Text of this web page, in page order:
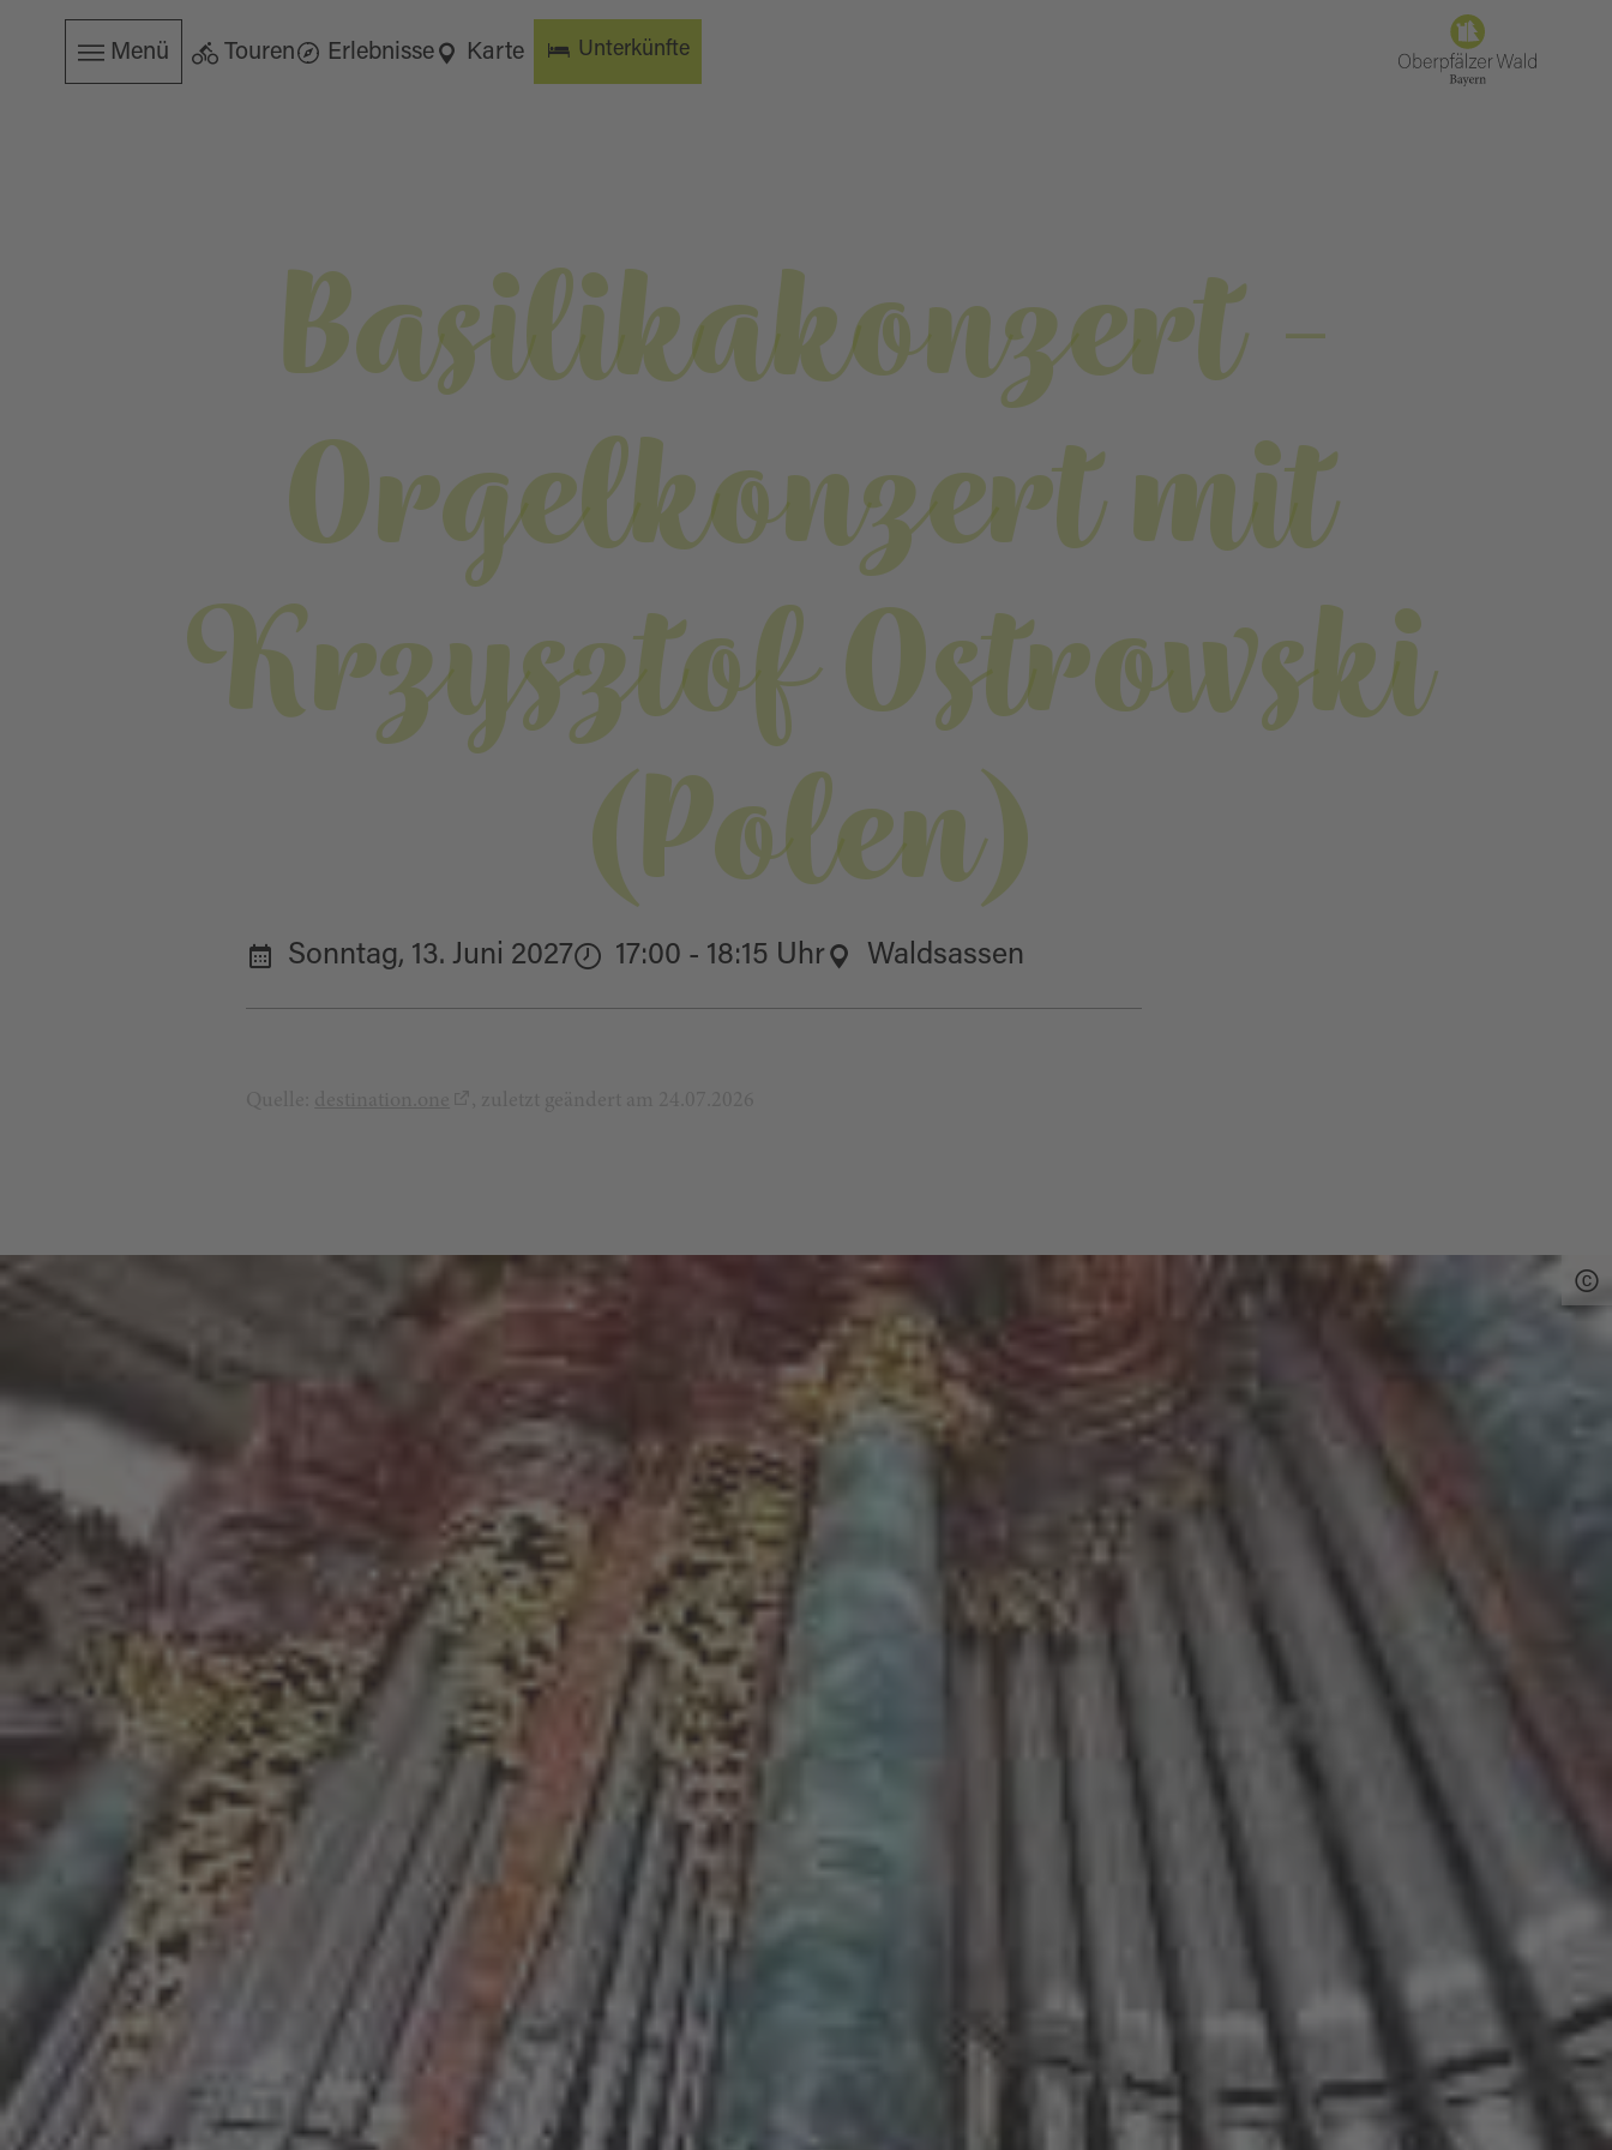
Menü Touren Erlebnisse Karte Unterkünfte
Basilikakonzert -
Orgelkonzert mit
Krzysztof Ostrowski
(Polen)
Sonntag, 13. Juni 2027 17:00 - 18:15 Uhr Waldsassen